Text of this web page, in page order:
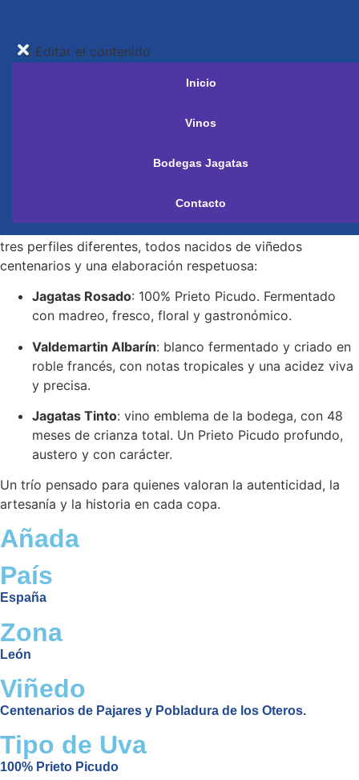
Editar el contenido
Inicio
Vinos
Bodegas Jagatas
Contacto
Caja La Talonera
Carne roja y caza
Variedad de Uva,Volumen Alcohólico
Caja Especial de 3 Botellas – Bodega Jagatas
Caja La Taloneraes una propuesta equilibrada que recoge
tres perfiles diferentes, todos nacidos de viñedos
centenarios y una elaboración respetuosa:
Jagatas Rosado: 100% Prieto Picudo. Fermentado
con madreo, fresco, floral y gastronómico.
Valdemartin Albarín: blanco fermentado y criado en
roble francés, con notas tropicales y una acidez viva
y precisa.
Jagatas Tinto: vino emblema de la bodega, con 48
meses de crianza total. Un Prieto Picudo profundo,
austero y con carácter.
Un trío pensado para quienes valoran la autenticidad, la
artesanía y la historia en cada copa.
Añada
País
España
Zona
León
Viñedo
Centenarios de Pajares y Pobladura de los Oteros.
Tipo de Uva
100% Prieto Picudo